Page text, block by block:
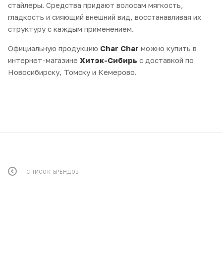
стайлеры. Средства придают волосам мягкость,
гладкость и сияющий внешний вид, восстанавливая их
структуру с каждым применением.
Официальную продукцию Char Char можно купить в
интернет-магазине Хитэк-Сибирь с доставкой по
Новосибирску, Томску и Кемерово.
СПИСОК БРЕНДОВ